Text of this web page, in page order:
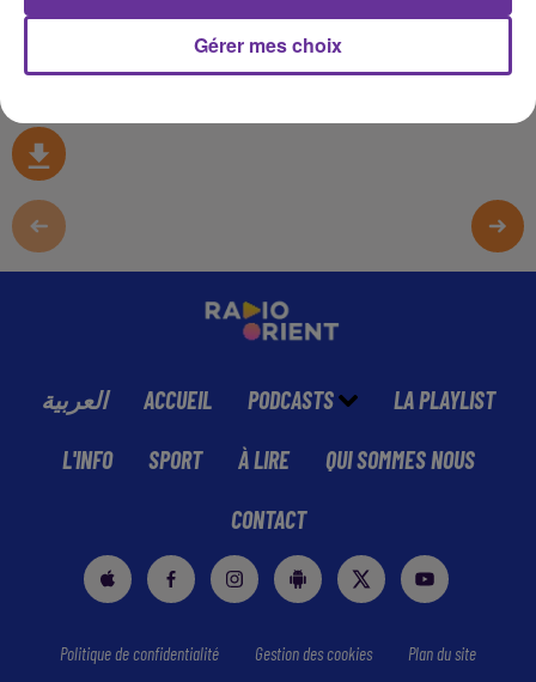
العربية ACCUEIL PODCASTS LA PLAYLIST
L'INFO SPORT À LIRE QUI SOMMES NOUS
CONTACT
Politique de confidentialité Gestion des cookies Plan du site
Gérer mes choix